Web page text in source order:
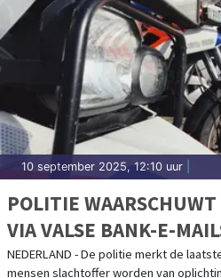
10 september 2025, 12:10 uur
POLITIE
VIA VALSE BANK-E-
NEDERLAND - De politie merkt de
mensen slachtoffer worden van